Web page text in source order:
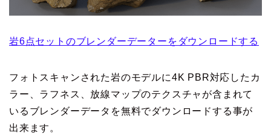
岩6点セットのブレンダーデーターをダウンロードする
フォトスキャンされた岩のモデルに4K PBR対応したカ
ラー、ラフネス、放線マップのテクスチャが含まれて
いるブレンダーデータを無料でダウンロードする事が
出来ます。